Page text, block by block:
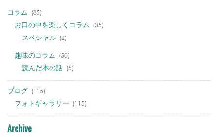
コラム (85)
お口の中を楽しくコラム (35)
スペシャル (2)
趣味のコラム (50)
読んだ本の話 (5)
ブログ (115)
フォトギャラリー (115)
Archive